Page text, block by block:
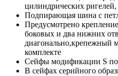
цилиндрических
Подпирающая шина с
Предусмотрено
боковых и два нижних
диагонально,крепежный
комплекте
Сейфы модификации S
В сейфах серийного